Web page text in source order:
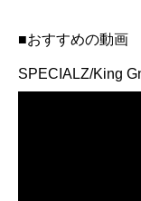
■おすすめの動画
SPECIALZ/King